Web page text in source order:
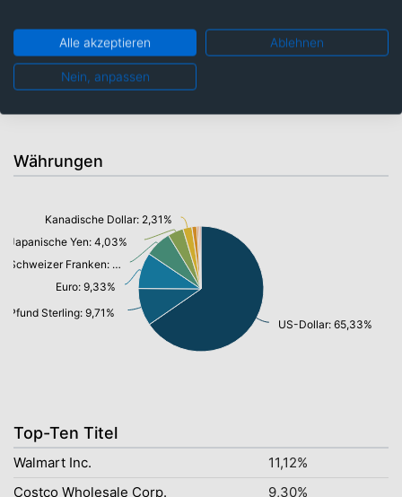
Getränke: 19,63%
Lebensmittelhersteller umfassend: 13,88%
Tabakwaren: 13,34%
Haushaltswaren: 12,67%
Währungen
US-Dollar: 65,33%
Pfund Sterling: 9,71%
Euro: 9,33%
Schweizer Franken: 6,87%
Japanische Yen: 4,03%
Kanadische Dollar: 2,31%
Top-Ten Titel
Walmart Inc.
11,12%
Costco Wholesale Corp.
9,30%
Alle akzeptieren Ablehnen
Nein, anpassen